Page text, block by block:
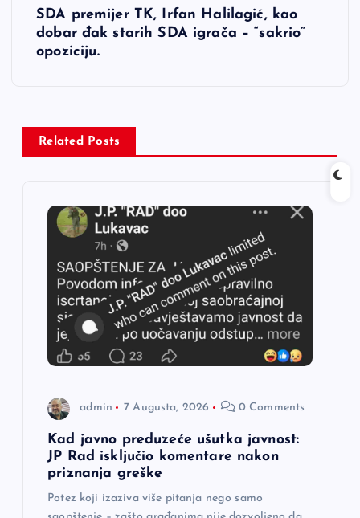
c
SDA premijer TK, Irfan Halilagić, kao
dobar đak starih SDA igrača – “sakrio”
opoziciju.
Related Posts
admin 7 Augusta, 2026 0 Comments
Kad javno preduzeće ušutka javnost:
JP Rad isključio komentare nakon
priznanja greške
Potez koji izaziva više pitanja nego samo